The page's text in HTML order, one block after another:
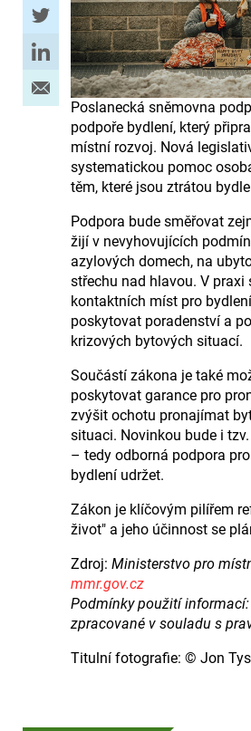
Poslanecká sněmovna
podpoře bydlení, který
místní rozvoj. Nová
systematickou pomoc
těm, které jsou ztrátou
Podpora bude směřovat
žijí v nevyhovujících
azylových domech, na
střechu nad hlavou. V praxi
kontaktních míst pro
poskytovat poradenství a
krizových bytových situací.
Součástí zákona je také
poskytovat garance pro
zvýšit ochotu pronajímat
situaci. Novinkou bude i
– tedy odborná podpora
bydlení udržet.
Zákon je klíčovým pilířem
život" a jeho účinnost se
Zdroj: Ministerstvo pro
mmr.gov.cz
Podmínky použití
zpracované v souladu s
Titulní fotografie: © Jon